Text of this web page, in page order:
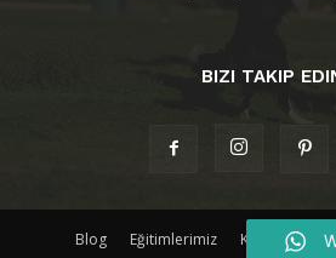
BIZI TAKIP
Blog Eğitimlerimiz Köpek Irkları